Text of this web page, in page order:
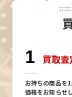
1 買取査
お持ちの商品を
価格をお知らせし